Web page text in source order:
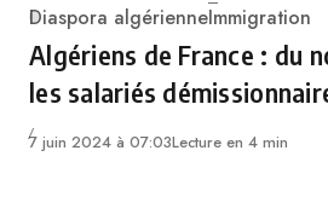
Category
Diaspora algérienneImmigration
Algériens de France : du
les salariés
7 juin 2024 à 07:03Lecture en 4 min